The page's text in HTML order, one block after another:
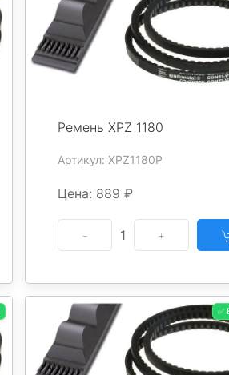
Ремень XPZ 1180
Артикул: XPZ1180P
Цена: 889 ₽
1